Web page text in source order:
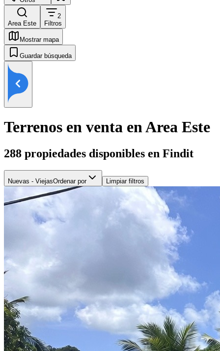
Area Este
2
Filtros
Mostrar mapa
Guardar búsqueda
Terrenos en venta en Area Este
288 propiedades disponibles en Findit
Nuevas - ViejasOrdenar por Limpiar filtros